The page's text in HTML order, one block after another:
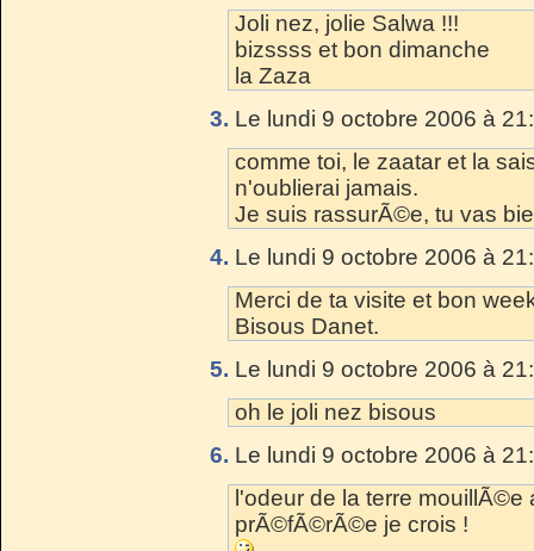
Joli nez, jolie Salwa !!!
bizssss et bon dimanche
la Zaza
3. Le lundi 9 octobre 2006 à
comme toi, le zaatar et la
n'oublierai jamais.
Je suis rassurÃ©e, tu vas
4. Le lundi 9 octobre 2006 à
Merci de ta visite et bon
Bisous Danet.
5. Le lundi 9 octobre 2006 à
oh le joli nez bisous
6. Le lundi 9 octobre 2006 à
l'odeur de la terre mouillÃ©e
prÃ©fÃ©rÃ©e je crois !